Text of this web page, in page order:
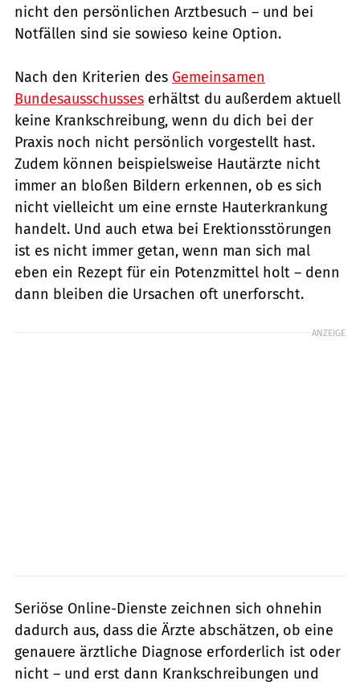
nicht den persönlichen Arztbesuch – und bei
Notfällen sind sie sowieso keine Option.
Nach den Kriterien des Gemeinsamen
Bundesausschusses erhältst du außerdem aktuell
keine Krankschreibung, wenn du dich bei der
Praxis noch nicht persönlich vorgestellt hast.
Zudem können beispielsweise Hautärzte nicht
immer an bloßen Bildern erkennen, ob es sich
nicht vielleicht um eine ernste Hauterkrankung
handelt. Und auch etwa bei Erektionsstörungen
ist es nicht immer getan, wenn man sich mal
eben ein Rezept für ein Potenzmittel holt – denn
dann bleiben die Ursachen oft unerforscht.
ANZEIGE
Seriöse Online-Dienste zeichnen sich ohnehin
dadurch aus, dass die Ärzte abschätzen, ob eine
genauere ärztliche Diagnose erforderlich ist oder
nicht – und erst dann Krankschreibungen und